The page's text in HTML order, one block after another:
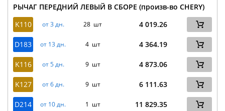
РЫЧАГ ПЕРЕДНИЙ ЛЕВЫЙ В СБОРЕ (произв-во CHERY)
K110
от 3 дн. 28 шт 4 019.26
D183 от 13 дн. 4 шт 4 364.19
K116 от 5 дн. 9 шт 4 873.06
K127 от 6 дн. 9 шт 6 111.63
D214 от 10 дн. 1 шт 11 829.35